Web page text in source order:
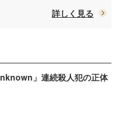
詳しく見る
」連続殺人犯の正体